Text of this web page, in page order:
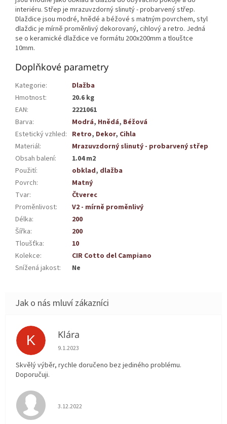
interiéru. Střep je mrazuvzdorný slinutý - probarvený střep.
Dlaždice jsou modré, hnědé a béžové s matným povrchem, styl
dlaždic je mírně proměnlivý dekorovaný, cihlový a retro. Jedná
se o keramické dlaždice ve formátu 200x200mm a tlouštce
10mm.
Doplňkové parametry
Kategorie:
Dlažba
Hmotnost:
20.6 kg
EAN:
2221061
Barva: Modrá, Hnědá, Béžová
Estetický vzhled: Retro, Dekor, Cihla
Materiál:
Mrazuvzdorný slinutý - probarvený střep
Obsah balení:
1.04 m2
Použití: obklad, dlažba
Povrch:
Matný
Tvar:
Čtverec
Proměnlivost:
V2 - mírně proměnlivý
Délka:
200
Šířka:
200
Tloušťka:
10
Kolekce:
CIR Cotto del Campiano
Snížená jakost: Ne
K Klára
Hodnocení obchodu je 5 z 5 hvězdiček.
9.1.2023
Skvělý výběr, rychle doručeno bez jediného problému.
Doporučuji.
Hodnocení obchodu je 5 z 5 hvězdiček.
3.12.2022